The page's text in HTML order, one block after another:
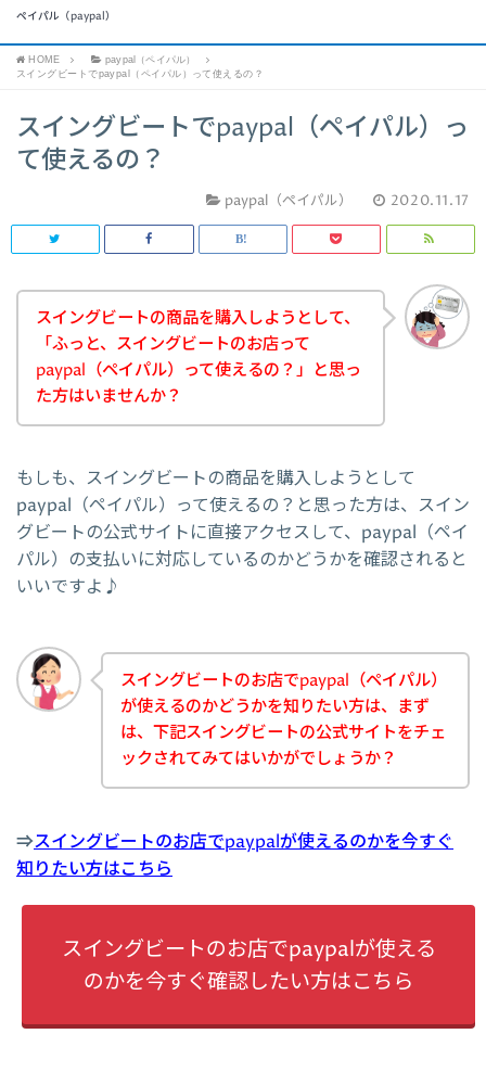
ペイパル（paypal）
HOME
paypal（ペイパル）
スイングビートでpaypal（ペイパル）って使えるの？
スイングビートでpaypal（ペイパル）っ
て使えるの？
paypal（ペイパル） 2020.11.17
スイングビートの商品を購入しようとして、
「ふっと、スイングビートのお店って
paypal（ペイパル）って使えるの？」と思っ
た方はいませんか？
もしも、スイングビートの商品を購入しようとして
paypal（ペイパル）って使えるの？と思った方は、スイン
グビートの公式サイトに直接アクセスして、paypal（ペイ
パル）の支払いに対応しているのかどうかを確認されると
いいですよ♪
スイングビートのお店でpaypal（ペイパル）
が使えるのかどうかを知りたい方は、まず
は、下記スイングビートの公式サイトをチェ
ックされてみてはいかがでしょうか？
⇒スイングビートのお店でpaypalが使えるのかを今すぐ
知りたい方はこちら
スイングビートのお店でpaypalが使える
のかを今すぐ確認したい方はこちら